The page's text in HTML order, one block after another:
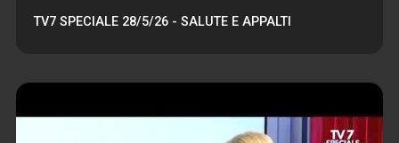
TV7 SPECIALE 28/5/26 - SALUTE E APPALTI